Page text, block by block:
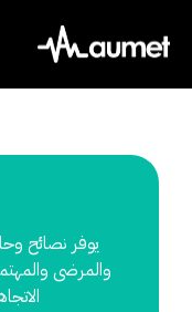
content
يوفر نصائح
والمرضى